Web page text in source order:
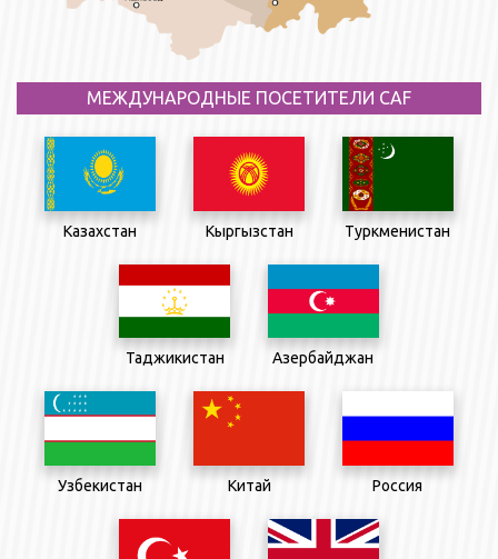
МЕЖДУНАРОДНЫЕ ПОСЕТИТЕЛИ CAF
Казахстан Кыргызстан Туркменистан
Таджикистан Азербайджан
Узбекистан Китай Россия